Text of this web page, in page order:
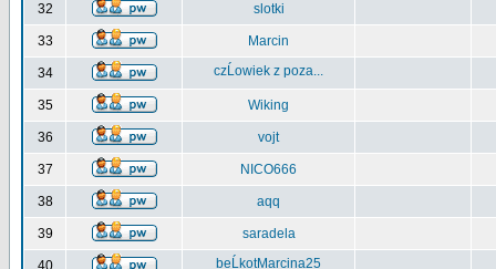
32 slotki
33 Marcin
34 czĹowiek z poza...
35 Wiking
36 vojt
37 NICO666
38 aqq
39 saradela
40 beĹkotMarcina25